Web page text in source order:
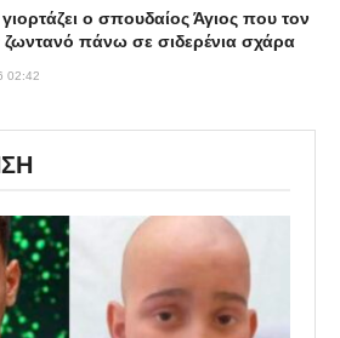
ο σπουδαίος Άγιος που τον
πάνω σε σιδερένια σχάρα
02:42